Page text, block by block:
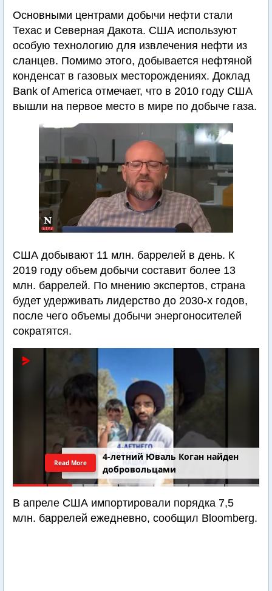
Основными центрами добычи нефти стали
Техас и Северная Дакота. США используют
особую технологию для извлечения нефти из
сланцев. Помимо этого, добывается нефтяной
конденсат в газовых месторождениях. Доклад
Bank of America отмечает, что в 2010 году США
вышли на первое место в мире по добыче газа.
США добывают 11 млн. баррелей в день. К
2019 году объем добычи составит более 13
млн. баррелей. По мнению экспертов, страна
будет удерживать лидерство до 2030-х годов,
после чего объемы добычи энергоносителей
сократятся.
4-летний Юваль Коган найден
добровольцами
Read More
В апреле США импортировали порядка 7,5
млн. баррелей ежедневно, сообщил Bloomberg.